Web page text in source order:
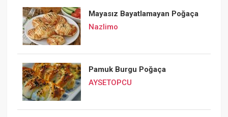
Mayasız Bayatlamayan Poğaça
Nazlimo
Pamuk Burgu Poğaça
AYSETOPCU